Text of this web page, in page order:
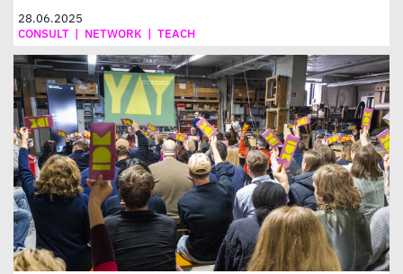
28.06.2025
CONSULT | NETWORK | TEACH